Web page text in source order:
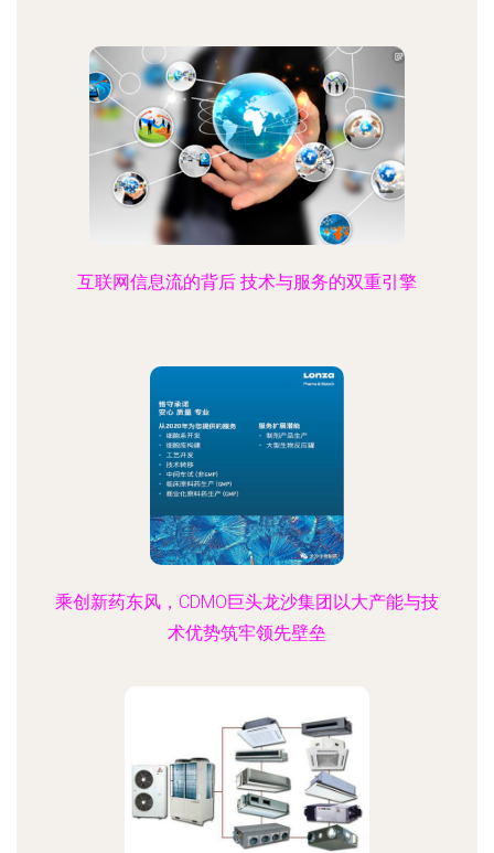
互联网信息流的背后 技术与服务的双重引擎
乘创新药东风，CDMO巨头龙沙集团以大产能与技
术优势筑牢领先壁垒